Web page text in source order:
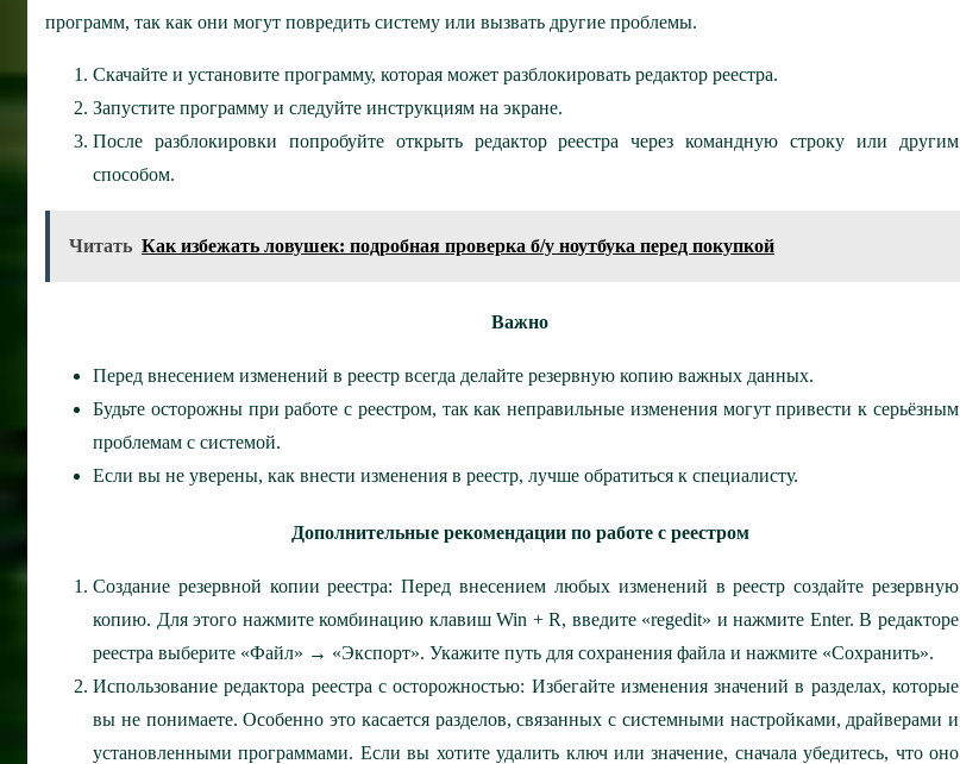
программ, так как они могут повредить систему или вызвать другие проблемы.
Скачайте и установите программу, которая может разблокировать редактор реестра.
Запустите программу и следуйте инструкциям на экране.
После разблокировки попробуйте открыть редактор реестра через командную строку или другим
способом.
Читать Как избежать ловушек: подробная проверка б/у ноутбука перед покупкой
Важно
Перед внесением изменений в реестр всегда делайте резервную копию важных данных.
Будьте осторожны при работе с реестром, так как неправильные изменения могут привести к серьёзным
проблемам с системой.
Если вы не уверены, как внести изменения в реестр, лучше обратиться к специалисту.
Дополнительные рекомендации по работе с реестром
Создание резервной копии реестра: Перед внесением любых изменений в реестр создайте резервную
копию. Для этого нажмите комбинацию клавиш Win + R, введите «regedit» и нажмите Enter. В редакторе
реестра выберите «Файл» → «Экспорт». Укажите путь для сохранения файла и нажмите «Сохранить».
Использование редактора реестра с осторожностью: Избегайте изменения значений в разделах, которые
вы не понимаете. Особенно это касается разделов, связанных с системными настройками, драйверами и
установленными программами. Если вы хотите удалить ключ или значение, сначала убедитесь, что оно